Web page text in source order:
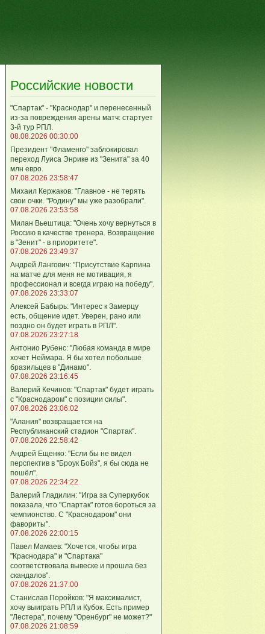
Российские новости
"Спартак" - "Краснодар" и перенесенный
из-за повреждения арены матч: стартует
3-й тур РПЛ.
08.08.2026 00:30:00
Президент "Фламенго" заблокировал
переход Луиса Энрике из "Зенита" за 40
млн евро.
07.08.2026 23:58:47
Михаил Кержаков: "Главное - не терять
свои очки. "Родину" мы уже разобрали".
07.08.2026 23:53:58
Милан Вьештица: "Очень хочу вернуться в
Россию в качестве тренера. Возвращение
в "Зенит" - в приоритете".
07.08.2026 23:49:37
Андрей Лангович: "Присутствие Карпина
на матче для меня не мотивация, я
профессионал и всегда играю на победу".
07.08.2026 23:33:07
Алексей Бабырь: "Интерес к Замерцу
есть, общение идет. Уверен, рано или
поздно он будет играть в РПЛ".
07.08.2026 23:27:18
Антонио Рубенс: "Любая команда в мире
хочет Неймара. Я бы хотел побольше
бразильцев в "Динамо".
07.08.2026 23:16:45
Валерий Кечинов: "Спартак" будет играть
с "Краснодаром" с позиции силы".
07.08.2026 23:06:02
"Алания" возвращается на
Республиканский стадион "Спартак".
07.08.2026 22:58:42
Андрей Ещенко: "Если бы не видел
перспектив в "Броук Бойз", я бы сюда не
пошёл".
07.08.2026 22:34:22
Валерий Гладилин: "Игра за Суперкубок
показала, что "Спартак" готов бороться за
чемпионство. С "Краснодаром" они
фавориты".
07.08.2026 22:00:15
Павел Мамаев: "Хочется, чтобы игра
"Краснодара" и "Спартака"
соответствовала вывеске и прошла без
скандалов".
07.08.2026 21:37:00
Станислав Поройков: "Я максималист,
хочу выиграть РПЛ и Кубок. Есть пример
"Лестера", почему "Оренбург" не может?"
07.08.2026 21:08:59